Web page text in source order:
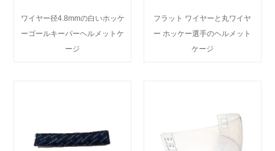
ワイヤー径4.8mmの白いホッケ
ーゴールキーパーヘルメットケ
ージ
フラット ワイヤーと丸ワイヤ
ー ホッケー選手のヘルメット
ケージ